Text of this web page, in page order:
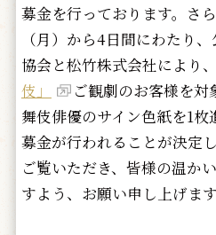
募金を行っております。さ
（月）から4日間にわたり
協会と松竹株式会社により
伎」
ご観劇のお客様を
舞伎俳優のサイン色紙を1枚
募金が行われることが決定
ご覧いただき、皆様の温か
すよう、お願い申し上げます